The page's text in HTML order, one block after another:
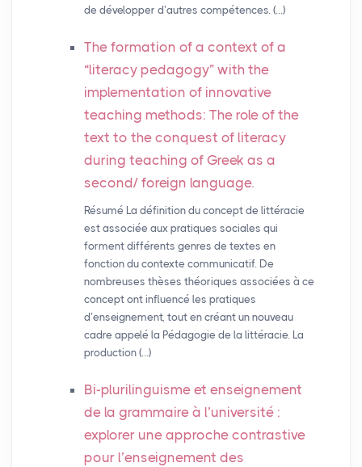
de développer d’autres compétences. (…)
The formation of a context of a
“literacy pedagogy” with the
implementation of innovative
teaching methods: The role of the
text to the conquest of literacy
during teaching of Greek as a
second/ foreign language.
Résumé La définition du concept de littéracie
est associée aux pratiques sociales qui
forment différents genres de textes en
fonction du contexte communicatif. De
nombreuses thèses théoriques associées à ce
concept ont influencé les pratiques
d’enseignement, tout en créant un nouveau
cadre appelé la Pédagogie de la littéracie. La
production (…)
Bi-plurilinguisme et enseignement
de la grammaire à l’université :
explorer une approche contrastive
pour l’enseignement des